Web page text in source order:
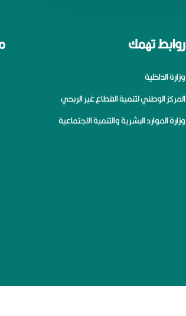
روابط تهمك
وزارة الداخلية
المركز الوطني لتنمية القطاع غير الربحي
وزارة الموارد البشرية والتنمية الاجتماعية